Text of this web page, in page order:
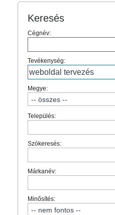
Keresés
Cégnév:
Tevékenység:
Megye:
Település:
Szókeresés:
Márkanév:
Minősítés: